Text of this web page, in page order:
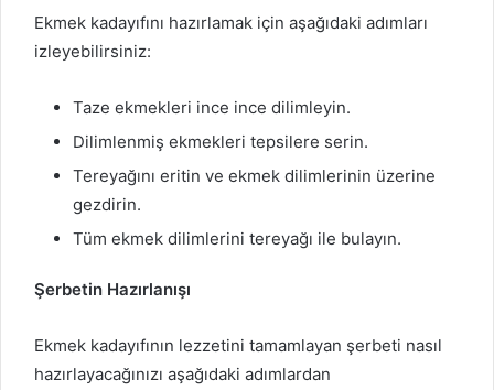
Ekmek kadayıfını hazırlamak için aşağıdaki adımları
izleyebilirsiniz:
Taze ekmekleri ince ince dilimleyin.
Dilimlenmiş ekmekleri tepsilere serin.
Tereyağını eritin ve ekmek dilimlerinin üzerine
gezdirin.
Tüm ekmek dilimlerini tereyağı ile bulayın.
Şerbetin Hazırlanışı
Ekmek kadayıfının lezzetini tamamlayan şerbeti nasıl
hazırlayacağınızı aşağıdaki adımlardan